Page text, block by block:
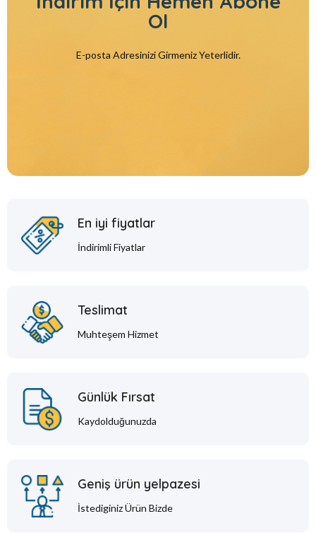
Ol
E-posta Adresinizi Girmeniz Yeterlidir.
En iyi fiyatlar
İndirimli Fiyatlar
Teslimat
Muhteşem Hizmet
Günlük Fırsat
Kaydolduğunuzda
Geniş ürün yelpazesi
İstediginiz Ürün Bizde